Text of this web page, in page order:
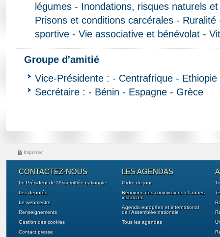
légumes - Inondations, risques naturels
Prisons et conditions carcérales -
sportive - Vie associative et bénévolat -
Groupe d'amitié
Vice-Présidente : - Centrafrique -
Secrétaire : - Bénin - Espagne - Grèce
Imprimer
CONTACTEZ-NOUS
Le Président de l'Assemblée nationale
Les députés
Le webmestre
Renseignements
Gestion des cookies
Contact presse
LES AGENDAS
Ordre du jour
Réunions des commissions et autres
instances
Agenda européen et international
de l'Assemblée nationale
Tous les agendas